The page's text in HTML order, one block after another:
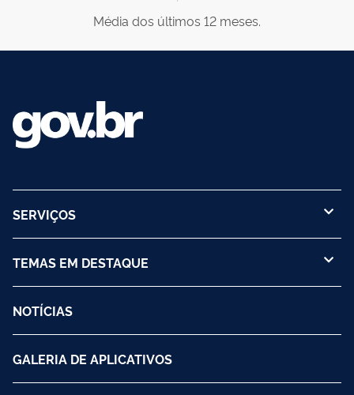
Média dos últimos 12 meses.
SERVIÇOS
TEMAS EM DESTAQUE
NOTÍCIAS
GALERIA DE APLICATIVOS